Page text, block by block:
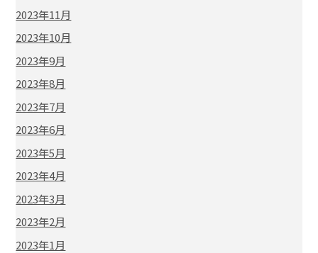
2023年11月
2023年10月
2023年9月
2023年8月
2023年7月
2023年6月
2023年5月
2023年4月
2023年3月
2023年2月
2023年1月